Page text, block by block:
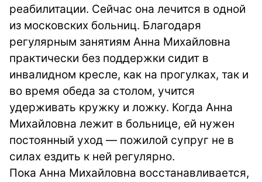
реабилитации. Сейчас она лечится в одной
из московских больниц. Благодаря
регулярным занятиям Анна Михайловна
практически без поддержки сидит в
инвалидном кресле, как на прогулках, так и
во время обеда за столом, учится
удерживать кружку и ложку. Когда Анна
Михайловна лежит в больнице, ей нужен
постоянный уход — пожилой супруг не в
силах ездить к ней регулярно.
Пока Анна Михайловна восстанавливается,